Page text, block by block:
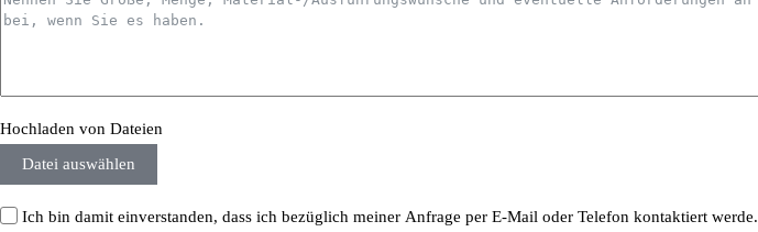
Hochladen von Dateien
Datei auswählen
Ich bin damit einverstanden, dass ich bezüglich meiner Anfrage per E-Mail oder Telefon kontaktiert werde.